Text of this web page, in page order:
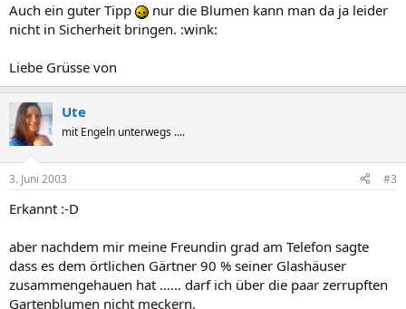
Auch ein guter Tipp
nur die Blumen kann man da ja leider
nicht in Sicherheit bringen. :wink:
Liebe Grüsse von
Ute
mit Engeln unterwegs ....
3. Juni 2003 #3
Erkannt :-D
aber nachdem mir meine Freundin grad am Telefon sagte
dass es dem örtlichen Gärtner 90 % seiner Glashäuser
zusammengehauen hat ...... darf ich über die paar zerrupften
Gartenblumen nicht meckern.